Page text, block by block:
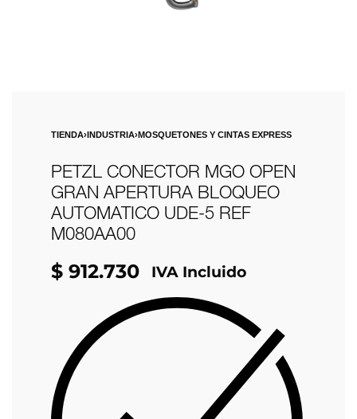
TIENDA›INDUSTRIA›MOSQUETONES Y CINTAS EXPRESS
PETZL CONECTOR MGO OPEN
GRAN APERTURA BLOQUEO
AUTOMATICO UDE-5 REF
M080AA00
$ 912.730 IVA Incluido